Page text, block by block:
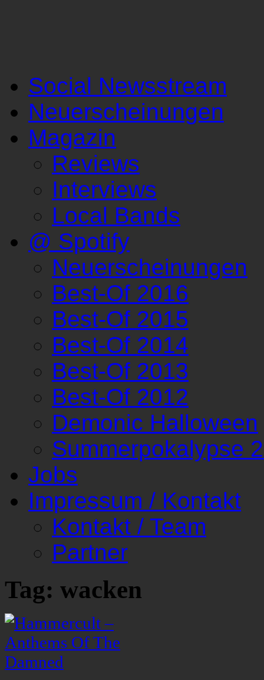
Social Newsstream
Neuerscheinungen
Magazin
Reviews
Interviews
Local Bands
@ Spotify
Neuerscheinungen
Best-Of 2016
Best-Of 2015
Best-Of 2014
Best-Of 2013
Best-Of 2012
Demonic Halloween
Summerpokalypse
Jobs
Impressum / Kontakt
Kontakt / Team
Partner
Tag: wacken